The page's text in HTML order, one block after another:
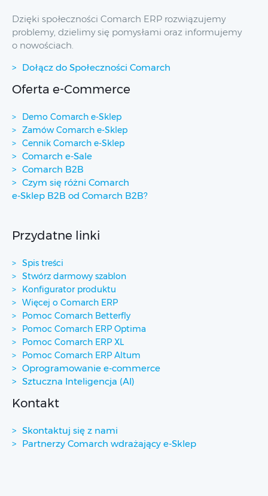
Dzięki społeczności Comarch ERP rozwiązujemy
problemy, dzielimy się pomysłami oraz informujemy
o nowościach.
Dołącz do Społeczności Comarch
Oferta e-Commerce
Demo Comarch e-Sklep
Zamów Comarch e-Sklep
Cennik Comarch e-Sklep
Comarch e-Sale
Comarch B2B
Czym się różni Comarch
e-Sklep B2B od Comarch B2B?
Przydatne linki
Spis treści
Stwórz darmowy szablon
Konfigurator produktu
Więcej o Comarch ERP
Pomoc Comarch Betterfly
Pomoc Comarch ERP Optima
Pomoc Comarch ERP XL
Pomoc Comarch ERP Altum
Oprogramowanie e-commerce
Sztuczna Inteligencja (AI)
Kontakt
Skontaktuj się z nami
Partnerzy Comarch wdrażający e-Sklep